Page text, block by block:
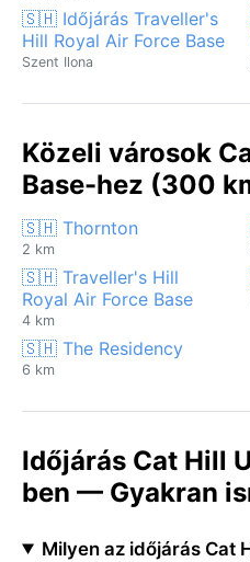
🇸🇭 Időjárás Traveller's
Hill Royal Air Force Base
Szent Ilona
Közeli városok
Base-hez (300
🇸🇭 Thornton
2 km
🇸🇭 Traveller's Hill
Royal Air Force Base
4 km
🇸🇭 The Residency
6 km
Időjárás Cat Hill
ben — Gyakran
Milyen az időjárás Cat